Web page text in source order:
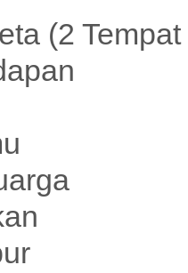
(2